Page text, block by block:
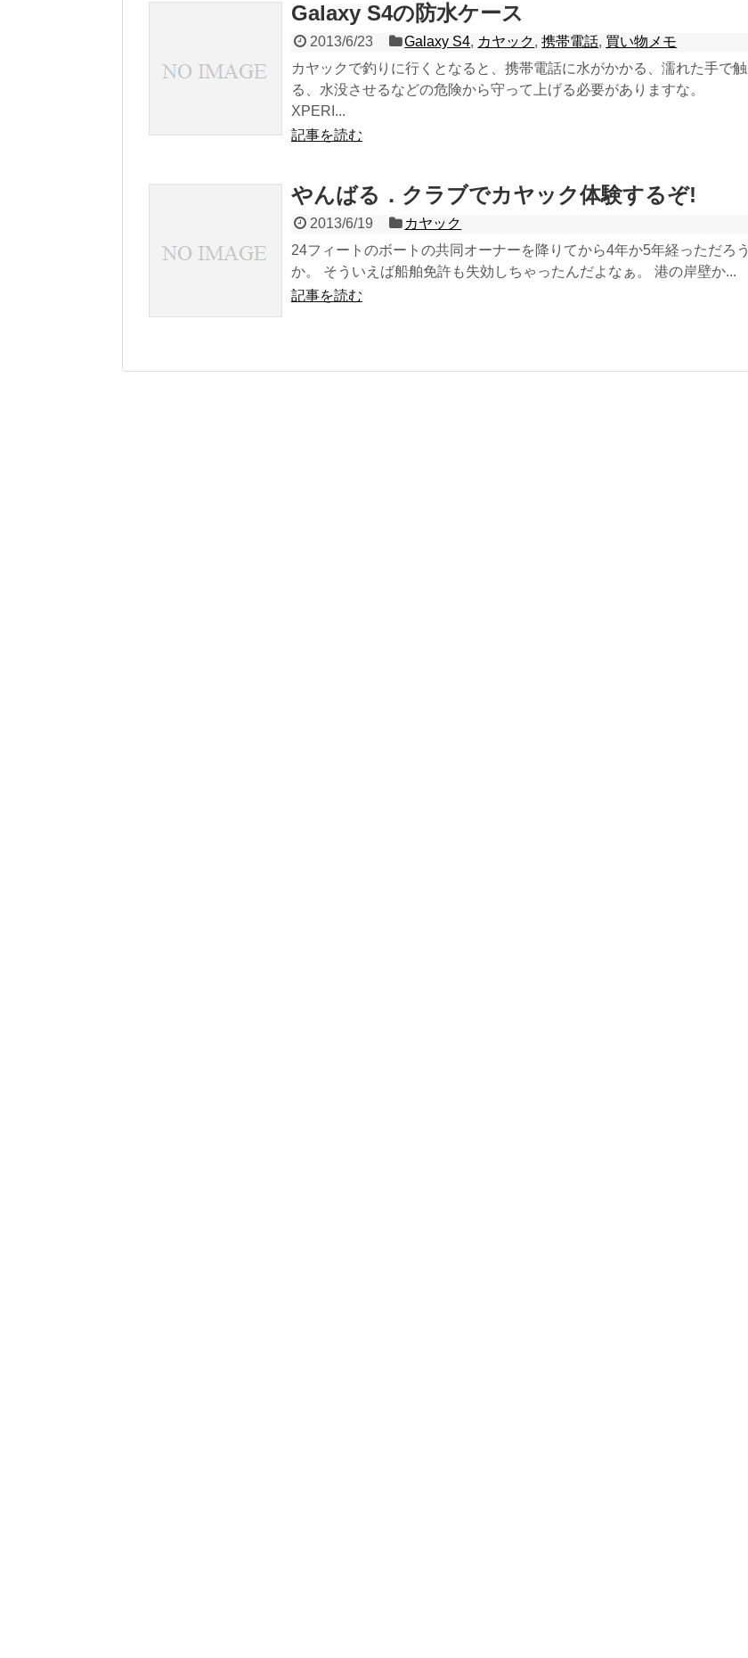
Galaxy S4の防水ケース
2013/6/23 Galaxy S4, カヤック,携帯電話, 買い物メモ
カヤックで釣りに行くとなると、携帯電話に水がかかる、濡れた手で触
る、水没させるなどの危険から守って上げる必要がありますな。
XPERI...
記事を読む
やんばる．クラブでカヤック体験するぞ!
2013/6/19
カヤック
24フィートのボートの共同オーナーを降りてから4年か5年経っただろう
か。 そういえば船舶免許も失効しちゃったんだよなぁ。 港の岸壁か...
記事を読む